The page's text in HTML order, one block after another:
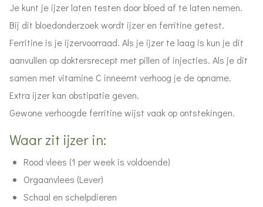
Je kunt je ijzer laten testen door bloed af te laten nemen.
Bij dit bloedonderzoek wordt ijzer en ferritine getest.
Ferritine is je ijzervoorraad. Als je ijzer te laag is kun je dit
aanvullen op doktersrecept met pillen of injecties. Als je dit
samen met vitamine C inneemt verhoog je de opname.
Extra ijzer kan obstipatie geven.
Gewone verhoogde ferritine wijst vaak op ontstekingen.
Waar zit ijzer in:
Rood vlees (1 per week is voldoende)
Orgaanvlees (Lever)
Schaal en schelpdieren